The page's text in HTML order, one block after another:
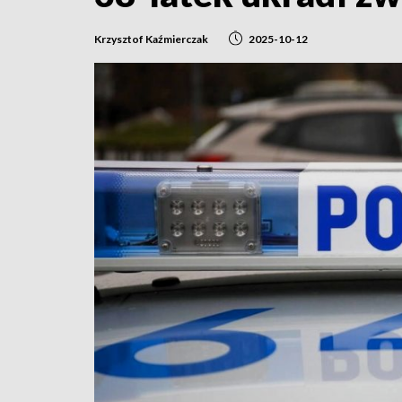
Krzysztof Kaźmierczak 2025-10-12